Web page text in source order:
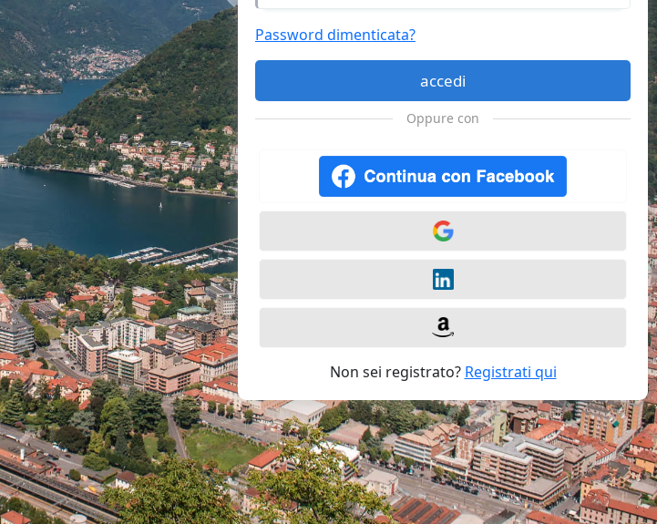
Password dimenticata?
accedi
Oppure con
Non sei registrato? Registrati qui